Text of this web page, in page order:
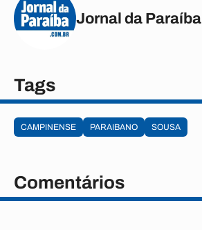
Jornal da Paraíba
Tags
CAMPINENSE PARAIBANO SOUSA
Comentários